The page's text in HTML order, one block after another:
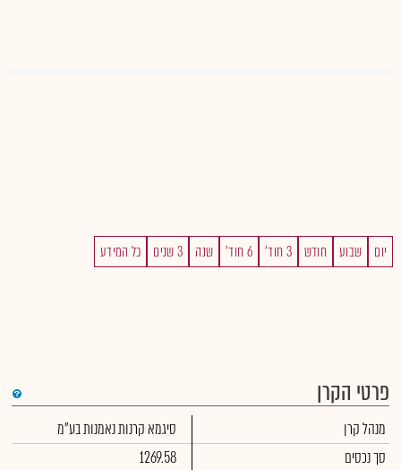
יום שבוע חודש 3 חוד' 6 חוד' שנה 3 שנים כל המידע
פרטי הקרן
מנהל קרן
סיגמא קרנות נאמנות בע"מ
סך נכסים
1269.58